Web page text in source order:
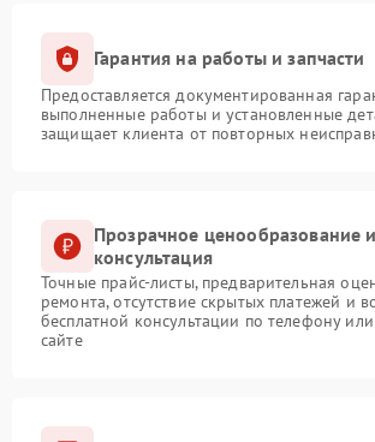
Гарантия на работы и запчасти
Предоставляется документированная
выполненные работы и установленные
защищает клиента от повторных
Прозрачное ценообразование
консультация
Точные прайс-листы, предварительная
ремонта, отсутствие скрытых платежей и
бесплатной консультации по телефону
сайте